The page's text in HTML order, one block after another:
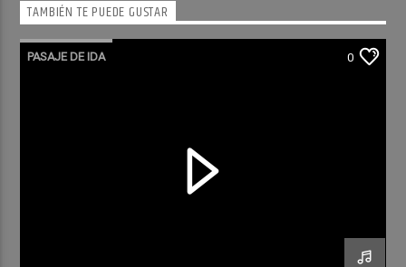
TAMBIÉN TE PUEDE GUSTAR
PASAJE DE IDA 0